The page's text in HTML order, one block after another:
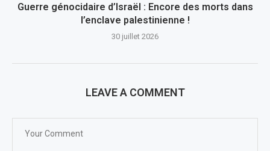
Guerre génocidaire d’Israël : Encore des morts dans
l’enclave palestinienne !
30 juillet 2026
LEAVE A COMMENT